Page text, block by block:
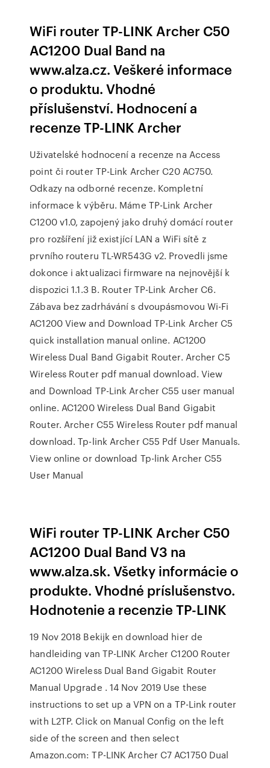
WiFi router TP-LINK Archer C50
AC1200 Dual Band na
www.alza.cz. Veškeré informace
o produktu. Vhodné
příslušenství. Hodnocení a
recenze TP-LINK Archer
Uživatelské hodnocení a recenze na Access
point či router TP-Link Archer C20 AC750.
Odkazy na odborné recenze. Kompletní
informace k výběru. Máme TP-Link Archer
C1200 v1.0, zapojený jako druhý domácí router
pro rozšíření již existjící LAN a WiFi sítě z
prvního routeru TL-WR543G v2. Provedli jsme
dokonce i aktualizaci firmware na nejnovější k
dispozici 1.1.3 B. Router TP-Link Archer C6.
Zábava bez zadrhávání s dvoupásmovou Wi-Fi
AC1200 View and Download TP-Link Archer C5
quick installation manual online. AC1200
Wireless Dual Band Gigabit Router. Archer C5
Wireless Router pdf manual download. View
and Download TP-Link Archer C55 user manual
online. AC1200 Wireless Dual Band Gigabit
Router. Archer C55 Wireless Router pdf manual
download. Tp-link Archer C55 Pdf User Manuals.
View online or download Tp-link Archer C55
User Manual
WiFi router TP-LINK Archer C50
AC1200 Dual Band V3 na
www.alza.sk. Všetky informácie o
produkte. Vhodné príslušenstvo.
Hodnotenie a recenzie TP-LINK
19 Nov 2018 Bekijk en download hier de
handleiding van TP-LINK Archer C1200 Router
AC1200 Wireless Dual Band Gigabit Router
Manual Upgrade . 14 Nov 2019 Use these
instructions to set up a VPN on a TP-Link router
with L2TP. Click on Manual Config on the left
side of the screen and then select
Amazon.com: TP-LINK Archer C7 AC1750 Dual